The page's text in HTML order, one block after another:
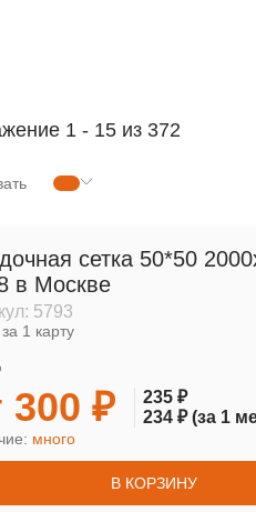
1 - 15 из 372
сетка 50*50
в Москве
5793
1 карту
300 ₽
235 ₽
234 ₽(за 1
много
В КОРЗИНУ